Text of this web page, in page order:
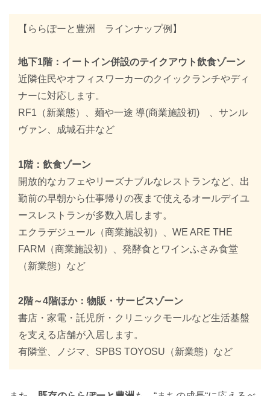
【ららぽーと豊洲 ラインナップ例】
地下1階：イートイン併設のテイクアウト飲食ゾーン
近隣住民やオフィスワーカーのクイックランチやディ
ナーに対応します。
RF1（新業態）、麺や一途 導(商業施設初) 、サンル
ヴァン、成城石井など
1階：飲食ゾーン
開放的なカフェやリーズナブルなレストランなど、出
勤前の早朝から仕事帰りの夜まで使えるオールデイユ
ースレストランが多数入居します。
エクラデジュール（商業施設初）、WE ARE THE
FARM（商業施設初）、発酵食とワインふさみ食堂
（新業態）など
2階～4階ほか：物販・サービスゾーン
書店・家電・託児所・クリニックモールなど生活基盤
を支える店舗が入居します。
有隣堂、ノジマ、SPBS TOYOSU（新業態）など